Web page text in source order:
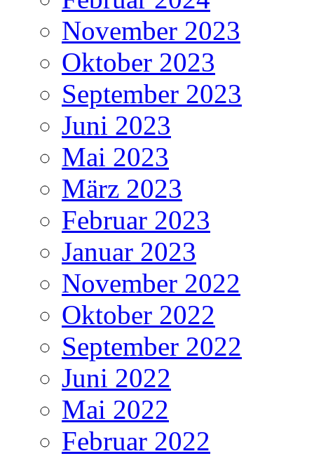
November 2023
Oktober 2023
September 2023
Juni 2023
Mai 2023
März 2023
Februar 2023
Januar 2023
November 2022
Oktober 2022
September 2022
Juni 2022
Mai 2022
Februar 2022